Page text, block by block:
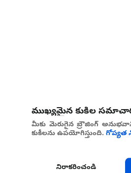
ముఖ్యమైన కుకీల
మీకు మెరుగైన బ్రౌజింగ్
కుకీలను ఉపయోగిస్తుంది. గోప్యత
నిరాకరించండి